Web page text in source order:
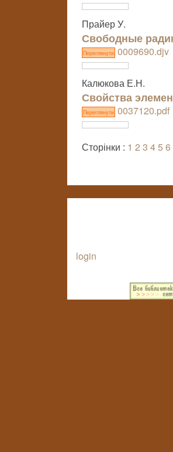
Прайер У.
Свободные
Переглянути 0009690.djv
Калюкова Е.Н.
Свойства
Переглянути 0037120.pdf
Сторінки : 1 2 3 45 6
login